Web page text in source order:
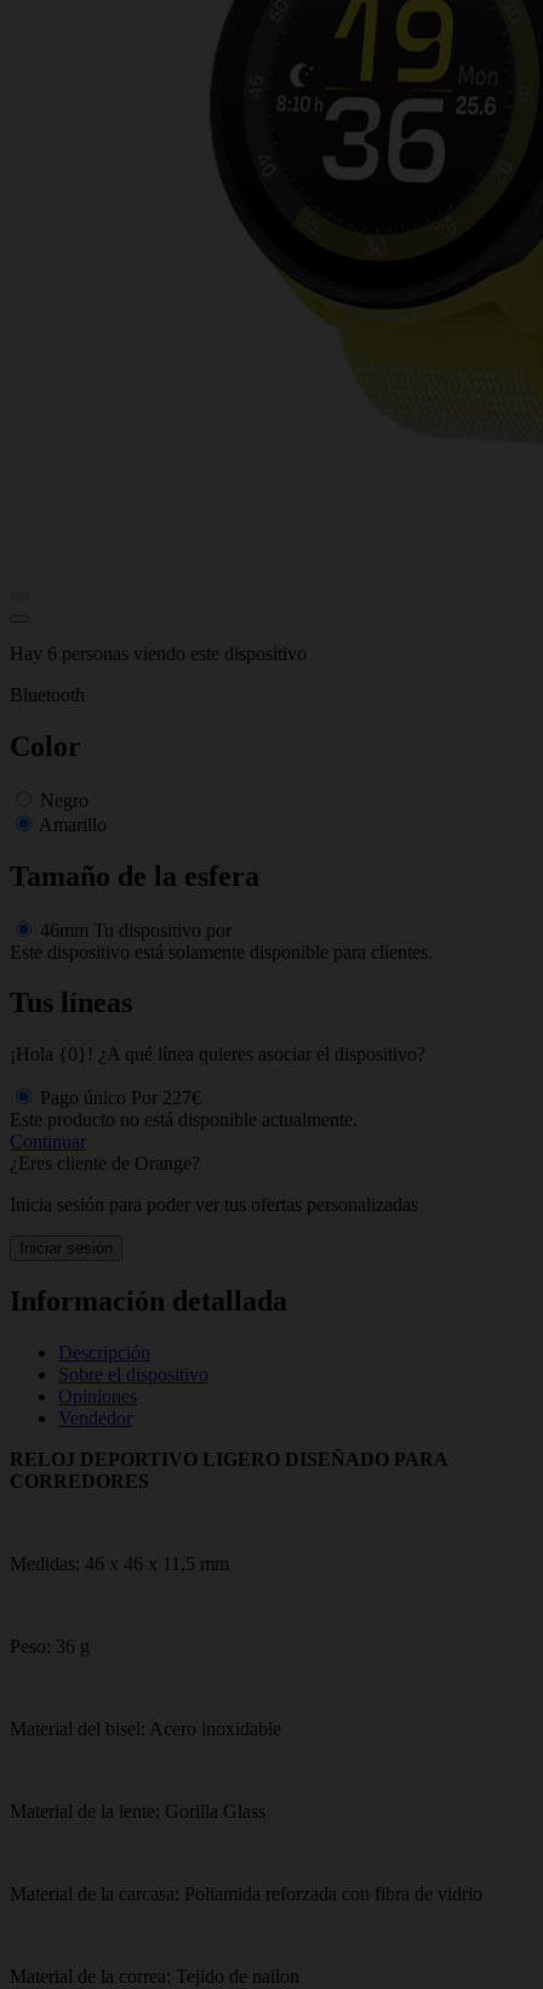
Hay 6 personas viendo este dispositivo
Bluetooth
Color
Negro
Amarillo
Tamaño de la esfera
46mm Tu dispositivo por
Este dispositivo está solamente disponible para clientes.
Tus líneas
¡Hola {0}! ¿A qué línea quieres asociar el dispositivo?
Pago único Por 227€
Este producto no está disponible actualmente.
Continuar
¿Eres cliente de Orange?
Inicia sesión para poder ver tus ofertas personalizadas
Iniciar sesión
Información detallada
Descripción
Sobre el dispositivo
Opiniones
Vendedor
RELOJ DEPORTIVO LIGERO DISEÑADO PARA
CORREDORES
Medidas: 46 x 46 x 11,5 mm
Peso: 36 g
Material del bisel: Acero inoxidable
Material de la lente: Gorilla Glass
Material de la carcasa: Poliamida reforzada con fibra de vidrio
Material de la correa: Tejido de nailon